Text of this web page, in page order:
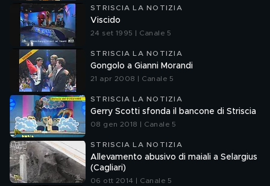
STRISCIA LA NOTIZIA
Viscido
24 set 1995 | Canale 5
STRISCIA LA NOTIZIA
Gongolo a Gianni Morandi
21 apr 2008 | Canale 5
STRISCIA LA NOTIZIA
Gerry Scotti sfonda il bancone di Striscia
08 gen 2018 | Canale 5
STRISCIA LA NOTIZIA
Allevamento abusivo di maiali a Selargius
(Cagliari)
06 ott 2014 | Canale 5